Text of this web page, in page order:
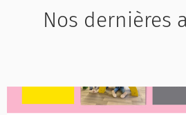
Nos dernières